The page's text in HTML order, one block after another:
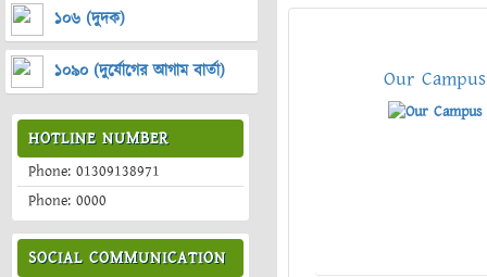
১০৬ (দুদক)
১০৯০ (দুর্যোগের আগাম বার্তা)
HOTLINE NUMBER
Phone: 01309138971
Phone: 0000
SOCIAL COMMUNICATION
Our Campus